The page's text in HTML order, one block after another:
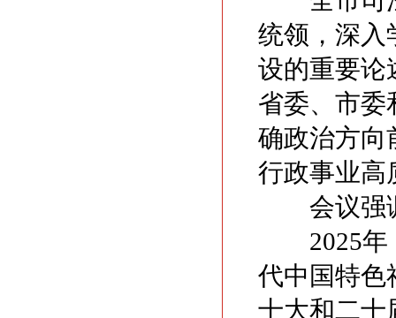
统领，深入
设的重要论
省委、市委
确政治方向
行政事业高
会议强
2025年，
代中国特色
十大和二十